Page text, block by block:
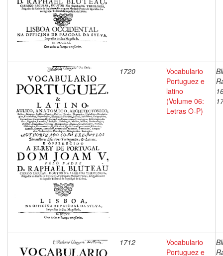
1720
Vocabulario
Portuguez e
latino
(Volume 06:
Letras O-P)
1712
Vocabulario
Portuguez e